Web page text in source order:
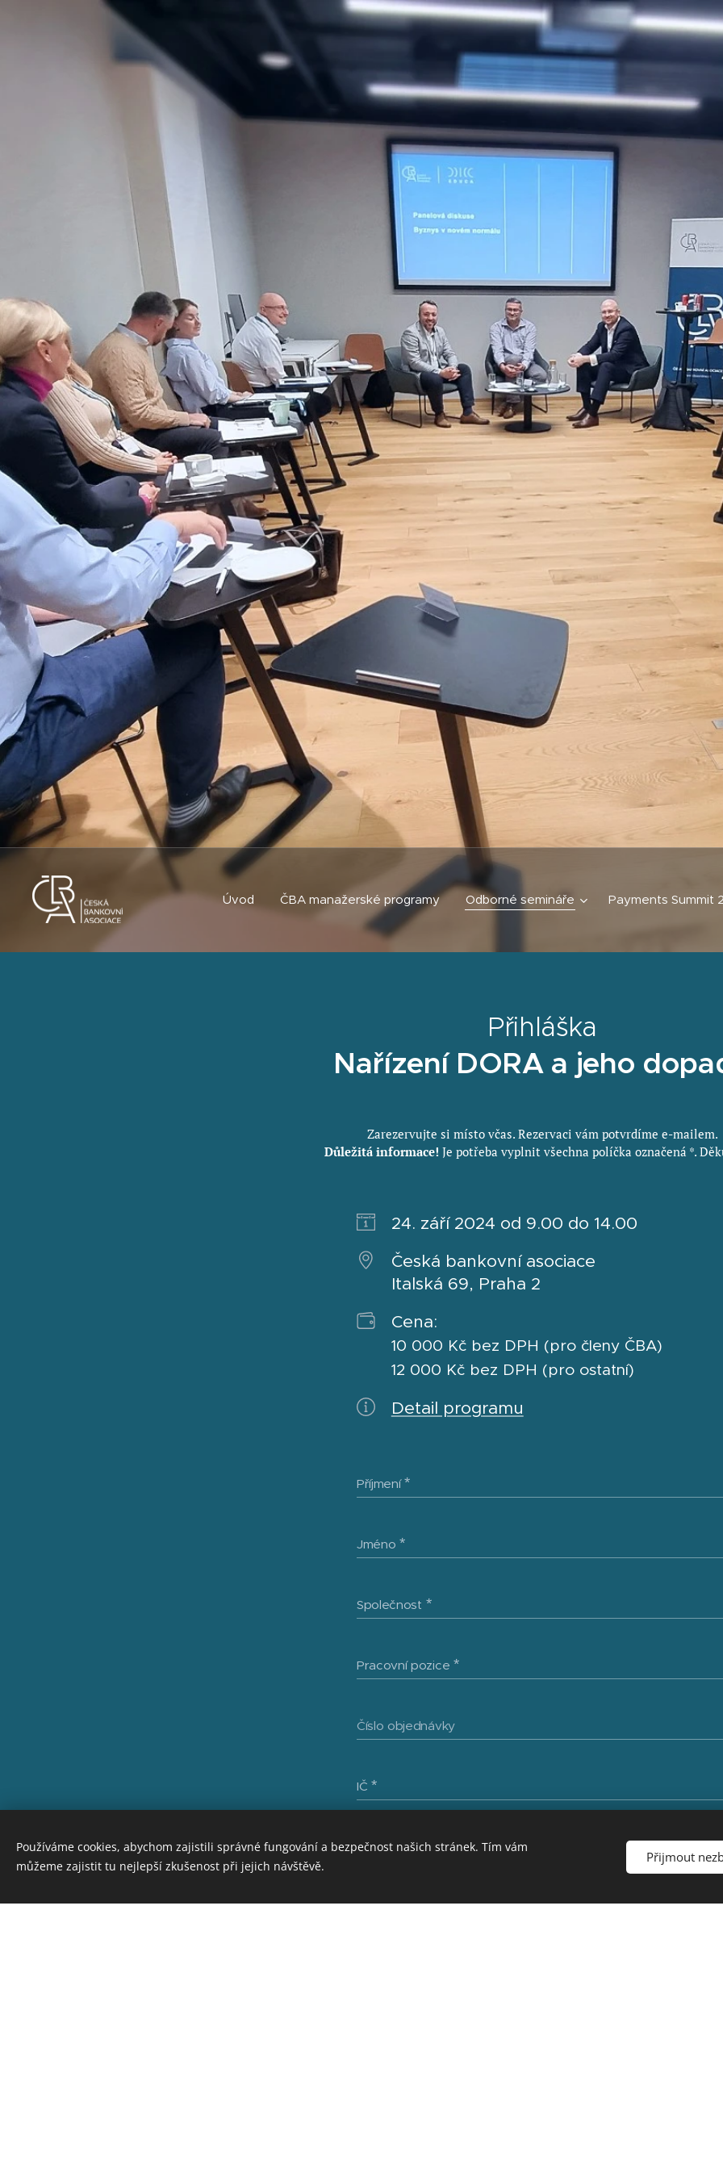
Úvod ČBA manažerské programy Odborné semináře Payments Summit
Přihláška
Nařízení DORA a jeho
Zarezervujte si místo včas. Rezervaci vám potvrdíme e-mailem.
Důležitá informace! Je potřeba vyplnit všechna políčka označená *.
24. září 2024 od 9.00 do 14.00
Česká bankovní asociace
Italská 69, Praha 2
Cena:
10 000 Kč bez DPH (pro členy ČBA)
12 000 Kč bez DPH (pro ostatní)
Detail programu
Příjmení
Jméno
Společnost
Pracovní pozice
Číslo objednávky
IČ
E-mail účastníka
Telefon
Používáme cookies, abychom zajistili správné fungování a bezpečnost našich stránek. Tím vám
můžeme zajistit tu nejlepší zkušenost při jejich návštěvě.
Přijmout